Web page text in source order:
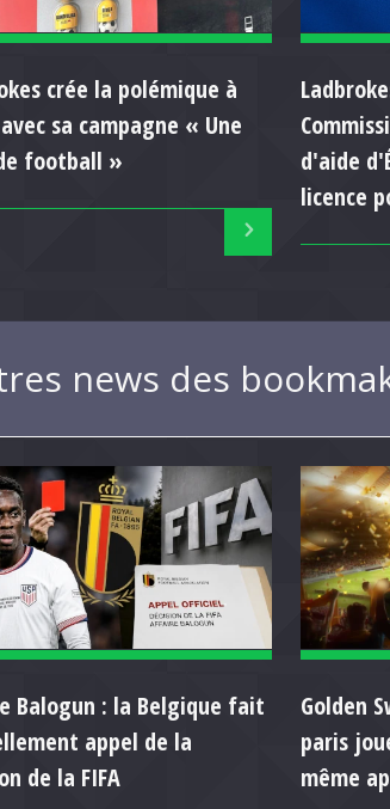
crée la polémique à
sa campagne « Une
football »
d'aide
licence
news des
Balogun : la Belgique fait
appel de la
de la FIFA
Golden
paris
même